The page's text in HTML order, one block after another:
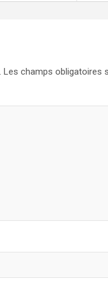
Les champs obligatoires